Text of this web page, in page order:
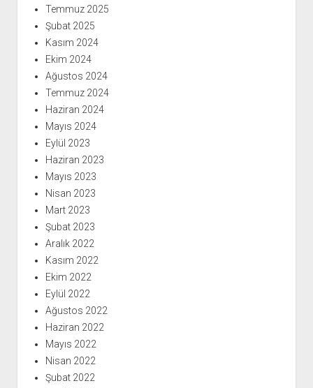
Temmuz 2025
Şubat 2025
Kasım 2024
Ekim 2024
Ağustos 2024
Temmuz 2024
Haziran 2024
Mayıs 2024
Eylül 2023
Haziran 2023
Mayıs 2023
Nisan 2023
Mart 2023
Şubat 2023
Aralık 2022
Kasım 2022
Ekim 2022
Eylül 2022
Ağustos 2022
Haziran 2022
Mayıs 2022
Nisan 2022
Şubat 2022